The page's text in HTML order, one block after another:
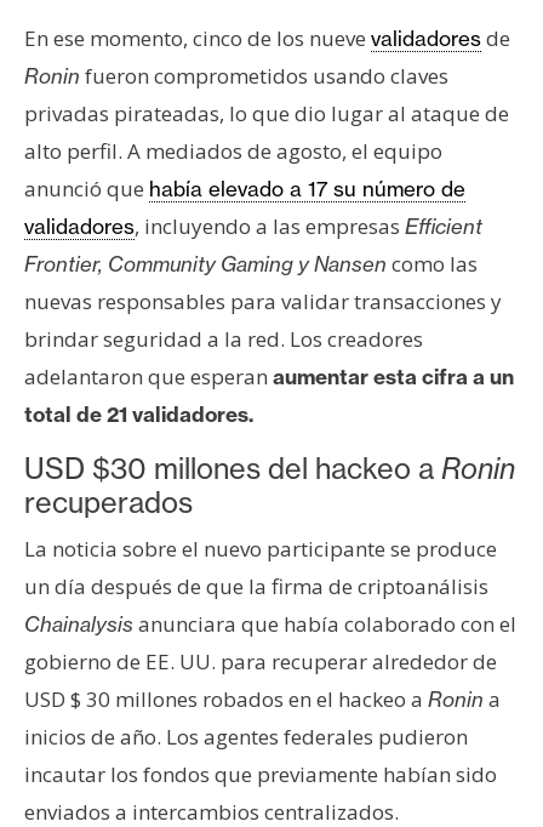
En ese momento, cinco de los nueve validadoresde
Ronin fueron comprometidos usando claves
privadas pirateadas, lo que dio lugar al ataque de
alto perfil. A mediados de agosto, el equipo
anunció que había elevado a 17 su número de
validadores, incluyendo a las empresas Efficient
Frontier, Community Gaming y Nansen como las
nuevas responsables para validar transacciones y
brindar seguridad a la red. Los creadores
adelantaron que esperan aumentar esta cifra a un
total de 21 validadores.
USD $30 millones del hackeo a Ronin
recuperados
La noticia sobre el nuevo participante se produce
un día después de que la firma de criptoanálisis
Chainalysis anunciara que había colaborado con el
gobierno de EE. UU. para recuperar alrededor de
USD $ 30 millones robados en el hackeo a Ronin a
inicios de año. Los agentes federales pudieron
incautar los fondos que previamente habían sido
enviados a intercambios centralizados.